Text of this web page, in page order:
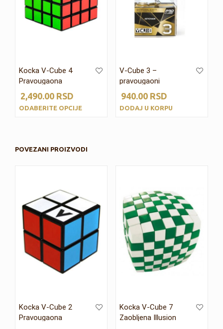
Kocka V-Cube 4
Pravougaona
2,490.00 RSD
ODABERITE OPCIJE
V-Cube 3 –
pravougaoni
privezak za ključeve
940.00RSD
DODAJ U KORPU
POVEZANI PROIZVODI
Kocka V-Cube 2
Pravougaona
Kocka V-Cube 7
Zaobljena Illusion